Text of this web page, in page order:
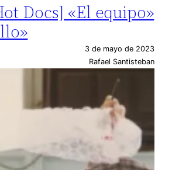
Docs] «El equipo»
3 de mayo de 2023
Rafael Santisteban